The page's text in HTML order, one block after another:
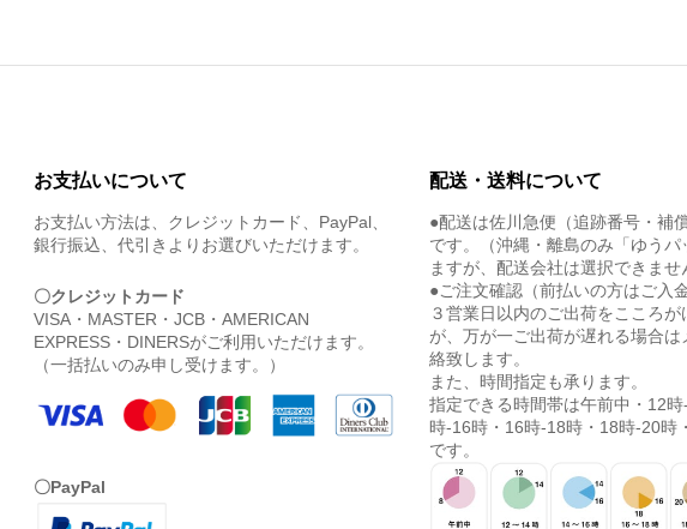
お支払いについて
お支払い方法は、クレジットカード、PayPal、
銀行振込、代引きよりお選びいただけます。
〇クレジットカード
VISA・MASTER・JCB・AMERICAN
EXPRESS・DINERSがご利用いただけます。
（一括払いのみ申し受けます。）
〇PayPal
配送・送料について
●配送は佐川急便（追跡番号・補
です。（沖縄・離島のみ「ゆうパ
ますが、配送会社は選択できませ
●ご注文確認（前払いの方はご入
３営業日以内のご出荷をこころが
が、万が一ご出荷が遅れる場合は
絡致します。
また、時間指定も承ります。
指定できる時間帯は午前中・12
時-16時・16時-18時・18時-20時
です。